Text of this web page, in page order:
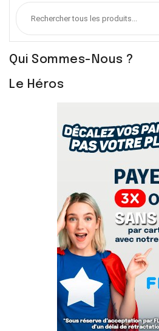
Qui Sommes-Nous ?
Le Héros